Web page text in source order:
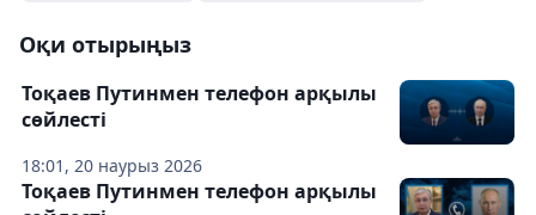
Оқи отырыңыз
18:01, 20 наурыз 2026
Тоқаев Путинмен телефон арқылы
сөйлесті
Тоқаев Путинмен телефон арқылы